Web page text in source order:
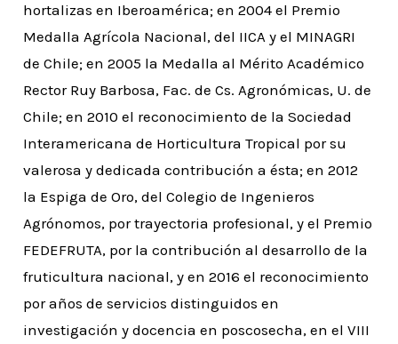
hortalizas en Iberoamérica; en 2004 el Premio
Medalla Agrícola Nacional, del IICA y el MINAGRI
de Chile; en 2005 la Medalla al Mérito Académico
Rector Ruy Barbosa, Fac. de Cs. Agronómicas, U. de
Chile; en 2010 el reconocimiento de la Sociedad
Interamericana de Horticultura Tropical por su
valerosa y dedicada contribución a ésta; en 2012
la Espiga de Oro, del Colegio de Ingenieros
Agrónomos, por trayectoria profesional, y el Premio
FEDEFRUTA, por la contribución al desarrollo de la
fruticultura nacional, y en 2016 el reconocimiento
por años de servicios distinguidos en
investigación y docencia en poscosecha, en el VIII